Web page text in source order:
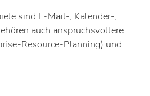
sind E-Mail-, Kalender-,
auch anspruchsvollere
Resource-Planning) und